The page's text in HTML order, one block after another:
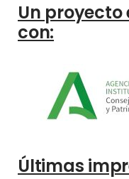
Un
con:
Últimas